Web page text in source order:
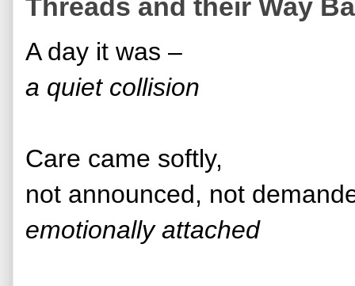
Threads and their Way
A day it was –
a quiet collision
Care came softly,
not announced, not
emotionally attached